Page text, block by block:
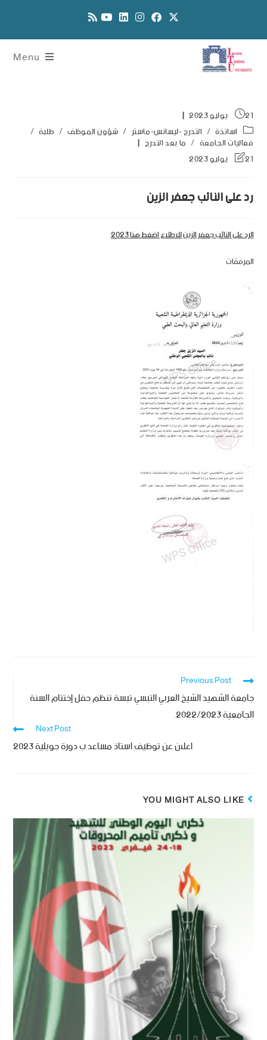
Menu
21 يوليو 2023
اساتذة / التدرج -ليسانس-ماستر / شؤون الموظف / طلبة /
فعاليات الجامعة / ما بعد التدرج
21 يوليو 2023
رد على النائب جعفر الزين
الرد على النائب جعفر الزين للاطلاع اضغط هنا 2023
المرفقات
Previous Post
جامعة الشهيد الشيخ العربي التبسي تبسة تنظم حفل إختتام السنة
الجامعية 2022/2023.
Next Post
اعلان عن توظيف استاذ مساعد ب دورة جويلية 2023
YOU MIGHT ALSO LIKE